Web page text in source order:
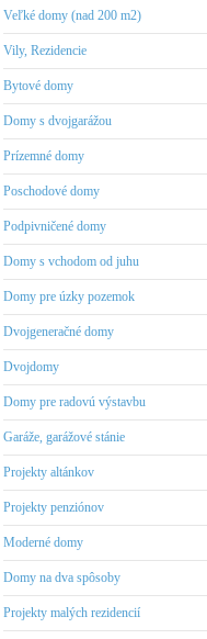
Veľké domy (nad 200 m2)
Vily, Rezidencie
Bytové domy
Domy s dvojgarážou
Prízemné domy
Poschodové domy
Podpivničené domy
Domy s vchodom od juhu
Domy pre úzky pozemok
Dvojgeneračné domy
Dvojdomy
Domy pre radovú výstavbu
Garáže, garážové stánie
Projekty altánkov
Projekty penziónov
Moderné domy
Domy na dva spôsoby
Projekty malých rezidencií